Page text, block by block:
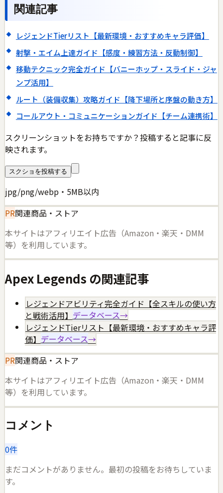
関連記事
レジェンドTierリスト【最新環境・おすすめキャラ評価】
射撃・エイム上達ガイド【感度・練習方法・反動制御】
移動テクニック完全ガイド【バニーホップ・スライド・ジャ
ンプ活用】
ルート（装備収集）攻略ガイド【降下場所と序盤の動き方】
コールアウト・コミュニケーションガイド【チーム連携術】
スクリーンショットをお持ちですか？投稿すると記事に反
映されます。
スクショを投稿する
jpg/png/webp・5MB以内
PR関連商品・ストア
本サイトはアフィリエイト広告（Amazon・楽天・DMM
等）を利用しています。
Apex Legends の関連記事
レジェンドアビリティ完全ガイド【全スキルの使い方
と戦術活用】 データベース→
レジェンドTierリスト【最新環境・おすすめキャラ評
価】 データベース→
PR関連商品・ストア
本サイトはアフィリエイト広告（Amazon・楽天・DMM
等）を利用しています。
コメント
0件
まだコメントがありません。最初の投稿をお待ちしていま
す。